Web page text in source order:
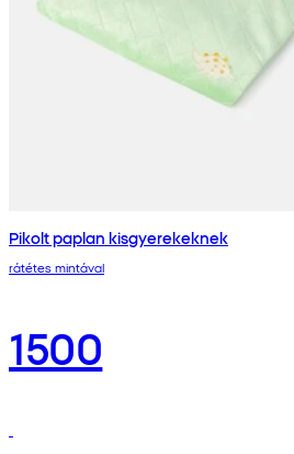
Pikolt paplan kisgyerekeknek
rátétes mintával
1500